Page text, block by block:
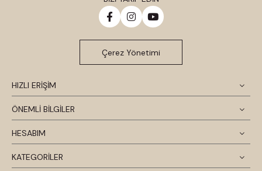
HIZLI ERİŞİM
ÖNEMLİ BİLGİLER
HESABIM
KATEGORİLER
Çerez Yönetimi